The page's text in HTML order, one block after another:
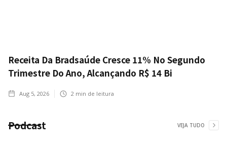
Receita Da Bradsaúde Cresce 11% No Segundo
Trimestre Do Ano, Alcançando R$ 14 Bi
Aug 5, 2026 2 min de leitura
Podcast VEJA TUDO